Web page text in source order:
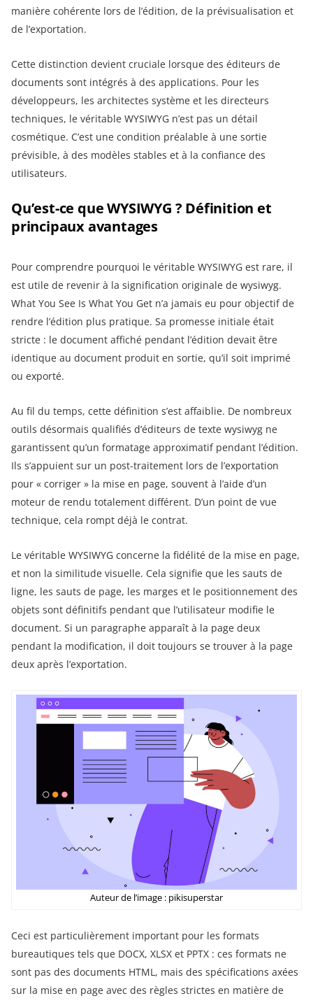
manière cohérente lors de l’édition, de la prévisualisation et
de l’exportation.
Cette distinction devient cruciale lorsque des éditeurs de
documents sont intégrés à des applications. Pour les
développeurs, les architectes système et les directeurs
techniques, le véritable WYSIWYG n’est pas un détail
cosmétique. C’est une condition préalable à une sortie
prévisible, à des modèles stables et à la confiance des
utilisateurs.
Qu’est-ce que WYSIWYG ? Définition et
principaux avantages
Pour comprendre pourquoi le véritable WYSIWYG est rare, il
est utile de revenir à la signification originale de wysiwyg.
What You See Is What You Get n’a jamais eu pour objectif de
rendre l’édition plus pratique. Sa promesse initiale était
stricte : le document affiché pendant l’édition devait être
identique au document produit en sortie, qu’il soit imprimé
ou exporté.
Au fil du temps, cette définition s’est affaiblie. De nombreux
outils désormais qualifiés d’éditeurs de texte wysiwyg ne
garantissent qu’un formatage approximatif pendant l’édition.
Ils s’appuient sur un post-traitement lors de l’exportation
pour « corriger » la mise en page, souvent à l’aide d’un
moteur de rendu totalement différent. D’un point de vue
technique, cela rompt déjà le contrat.
Le véritable WYSIWYG concerne la fidélité de la mise en page,
et non la similitude visuelle. Cela signifie que les sauts de
ligne, les sauts de page, les marges et le positionnement des
objets sont définitifs pendant que l’utilisateur modifie le
document. Si un paragraphe apparaît à la page deux
pendant la modification, il doit toujours se trouver à la page
deux après l’exportation.
Auteur de l’image : pikisuperstar
Ceci est particulièrement important pour les formats
bureautiques tels que DOCX, XLSX et PPTX : ces formats ne
sont pas des documents HTML, mais des spécifications axées
sur la mise en page avec des règles strictes en matière de